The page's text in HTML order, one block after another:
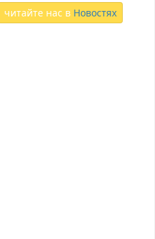
читайте нас в Новостях